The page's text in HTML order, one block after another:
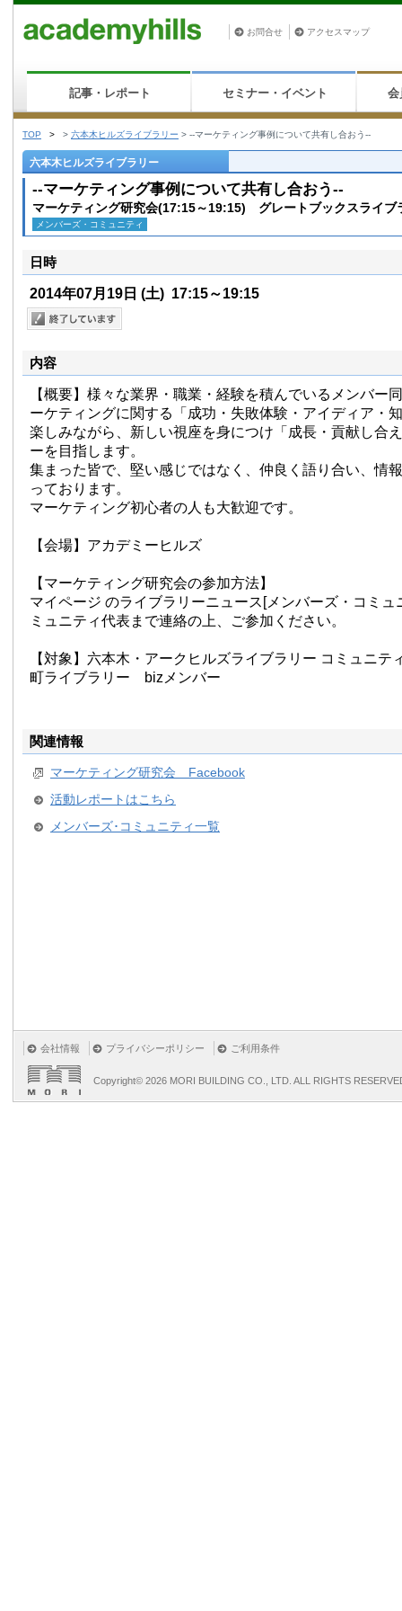
お問合せ アクセスマップ
記事・レポート セミナー・イベント 会
TOP > > 六本木ヒルズライブラリー > --マーケティング事例について共有し合おう--
六本木ヒルズライブラリー
--マーケティング事例について共有し合おう--
マーケティング研究会(17:15～19:15) グレートブックスライブ
メンバーズ・コミュニティ
日時
2014年07月19日 (土) 17:15～19:15
内容
【概要】様々な業界・職業・経験を積んでいるメンバー
ーケティングに関する「成功・失敗体験・アイディア・
楽しみながら、新しい視座を身につけ「成長・貢献し合
ーを目指します。
集まった皆で、堅い感じではなく、仲良く語り合い、情
っております。
マーケティング初心者の人も大歓迎です。
【会場】アカデミーヒルズ
【マーケティング研究会の参加方法】
マイページ のライブラリーニュース[メンバーズ・コミュ
ミュニティ代表まで連絡の上、ご参加ください。
【対象】六本木・アークヒルズライブラリー コミュニテ
町ライブラリー bizメンバー
関連情報
マーケティング研究会 Facebook
活動レポートはこちら
メンバーズ･コミュニティ一覧
会社情報 プライバシーポリシー ご利用条件
Copyright© 2026 MORI BUILDING CO., LTD. ALL RIGHTS